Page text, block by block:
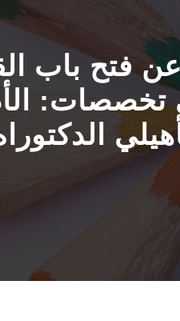
عن فتح باب
العليا لفصل الخريف